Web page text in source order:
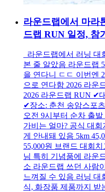
라운드랩에서 마라
드랩 RUN 일정, 참
라운드랩에서 러닝 대
본 줄 알았음 라운드랩
을 연다니 ㄷㄷ 이번엔
으로 연다함 2026 라
2026 라운드랩 RUN ✔
✔장소: 춘천 송암스포
오전 9시부터 순차 출
가비는 얼마? 공식 대
게 안내돼 있음 5km
55,000원 브랜드 대회
님 특히 기념품에 라운
소 라운드랩 쓰던 사람
느껴질 수 있음 러닝 대
식, 화장품 제품까지 받